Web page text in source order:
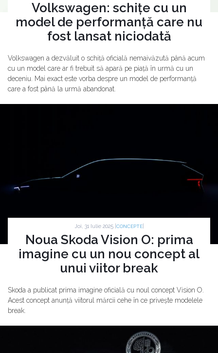
Volkswagen: schițe cu un
model de performanță care nu
fost lansat niciodată
Volkswagen a dezvăluit o schiță oficială nemaivăzută până acum
cu un model care ar fi trebuit să apară pe piață în urmă cu un
deceniu. Mai exact este vorba despre un model de performanță
care a fost până la urmă abandonat.
Joi, 31 Iulie 2025 | CONCEPTE|
Noua Skoda Vision O: prima
imagine cu un nou concept al
unui viitor break
Skoda a publicat prima imagine oficială cu noul concept Vision O.
Acest concept anunță viitorul mărcii cehe în ce privește modelele
break.